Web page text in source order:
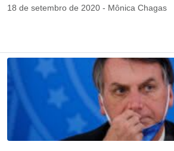
18 de setembro de 2020 - Mônica Chagas